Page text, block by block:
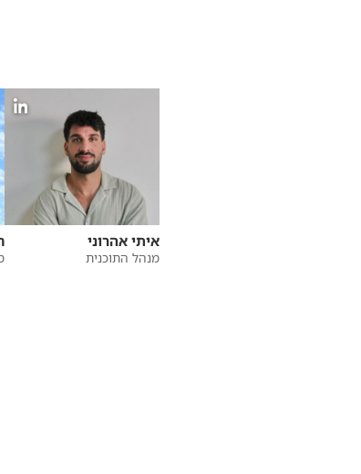
איתי אהרוני
מנהל התוכנית